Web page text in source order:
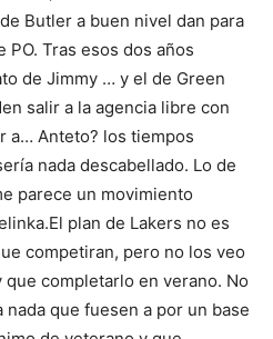
Butler a buen nivel dan para
PO. Tras esos dos años
de Jimmy … y el de Green
salir a la agencia libre con
a… Anteto? los tiempos
nada descabellado. Lo de
parece un movimiento
plan de Lakers no es
competiran, pero no los veo
completarlo en verano. No
nada que fuesen a por un base